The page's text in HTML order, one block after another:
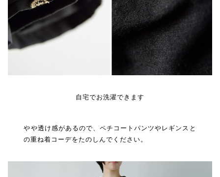
自宅でお洗濯できます
やや透け感があるので、ペチコートパンツやレギンスと
の重ね着コーデをたのしんでください。